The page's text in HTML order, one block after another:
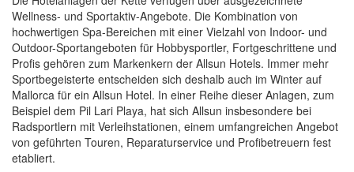
Wellness- und Sportaktiv-Angebote. Die Kombination von
hochwertigen Spa-Bereichen mit einer Vielzahl von Indoor- und
Outdoor-Sportangeboten für Hobbysportler, Fortgeschrittene und
Profis gehören zum Markenkern der Allsun Hotels. Immer mehr
Sportbegeisterte entscheiden sich deshalb auch im Winter auf
Mallorca für ein Allsun Hotel. In einer Reihe dieser Anlagen, zum
Beispiel dem Pil Lari Playa, hat sich Allsun insbesondere bei
Radsportlern mit Verleihstationen, einem umfangreichen Angebot
von geführten Touren, Reparaturservice und Profibetreuern fest
etabliert.